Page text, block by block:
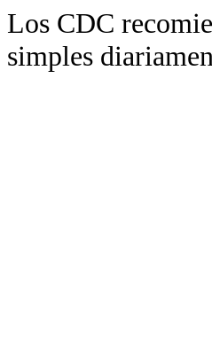
Los CDC
simples